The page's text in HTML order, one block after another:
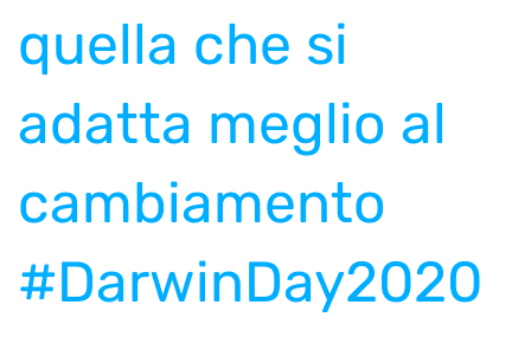
quella che si
adatta meglio al
cambiamento
#DarwinDay2020